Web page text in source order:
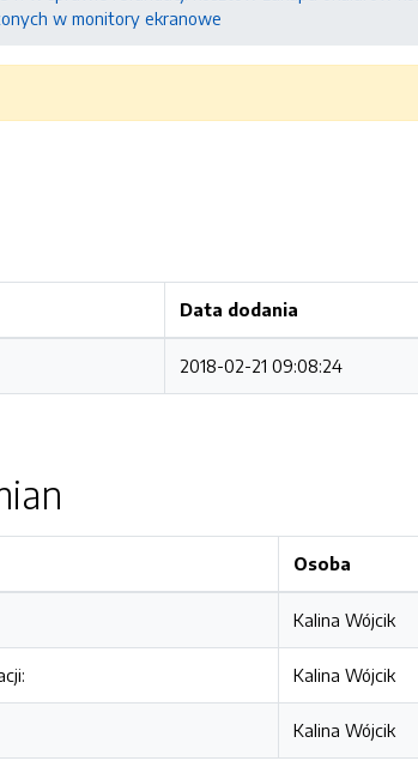
w monitory ekranowe
Data dodania
2018-02-21 09:08:24
Osoba
Kalina Wójcik
Kalina Wójcik
Kalina Wójcik